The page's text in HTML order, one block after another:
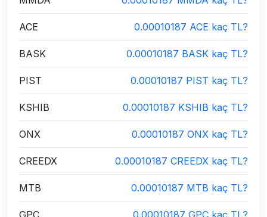
ACE 0.00010187 ACE kaç TL?
BASK 0.00010187 BASK kaç TL?
PIST 0.00010187 PIST kaç TL?
KSHIB 0.00010187 KSHIB kaç TL?
ONX 0.00010187 ONX kaç TL?
CREEDX 0.00010187 CREEDX kaç TL?
MTB 0.00010187 MTB kaç TL?
GPC 0.00010187 GPC kaç TL?